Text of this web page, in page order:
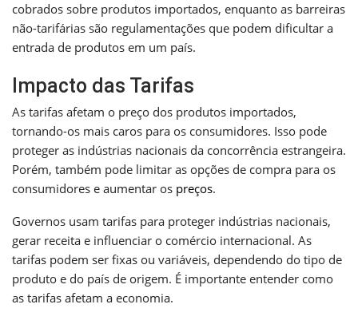
cobrados sobre produtos importados, enquanto as barreiras
não-tarifárias são regulamentações que podem dificultar a
entrada de produtos em um país.
Impacto das Tarifas
As tarifas afetam o preço dos produtos importados,
tornando-os mais caros para os consumidores. Isso pode
proteger as indústrias nacionais da concorrência estrangeira.
Porém, também pode limitar as opções de compra para os
consumidores e aumentar os preços.
Governos usam tarifas para proteger indústrias nacionais,
gerar receita e influenciar o comércio internacional. As
tarifas podem ser fixas ou variáveis, dependendo do tipo de
produto e do país de origem. É importante entender como
as tarifas afetam a economia.